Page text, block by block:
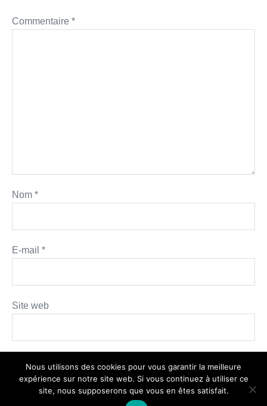
Commentaire *
Nom *
E-mail *
Site web
Nous utilisons des cookies pour vous garantir la meilleure
expérience sur notre site web. Si vous continuez à utiliser ce
site, nous supposerons que vous en êtes satisfait.